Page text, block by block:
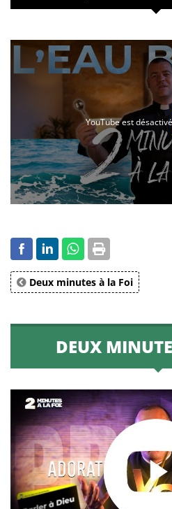
YouTube est
Deux minutes à la Foi
DEUX